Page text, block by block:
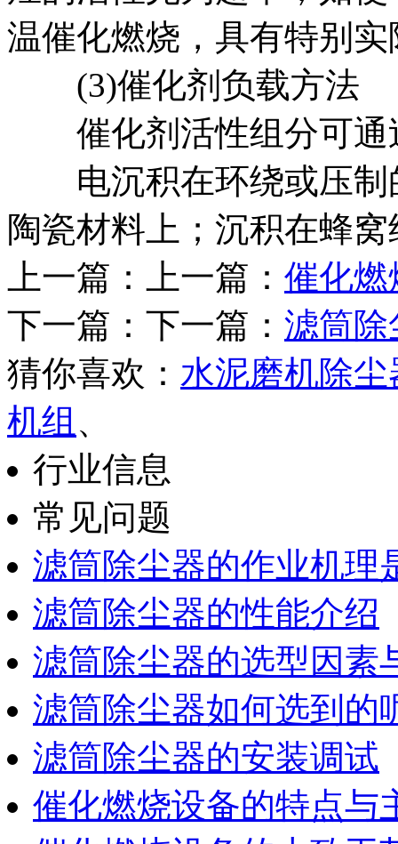
温催化燃烧，具有特别
(3)催化剂负载方法
催化剂活性组分可通
电沉积在环绕或压制
陶瓷材料上；沉积在蜂
上一篇：上一篇： 催化燃
下一篇：下一篇： 滤筒除
猜你喜欢： 水泥磨机除尘
机组 、
行业信息
常见问题
滤筒除尘器的作业机理
滤筒除尘器的性能介绍
滤筒除尘器的选型因素
滤筒除尘器如何选到的
滤筒除尘器的安装调试
催化燃烧设备的特点与